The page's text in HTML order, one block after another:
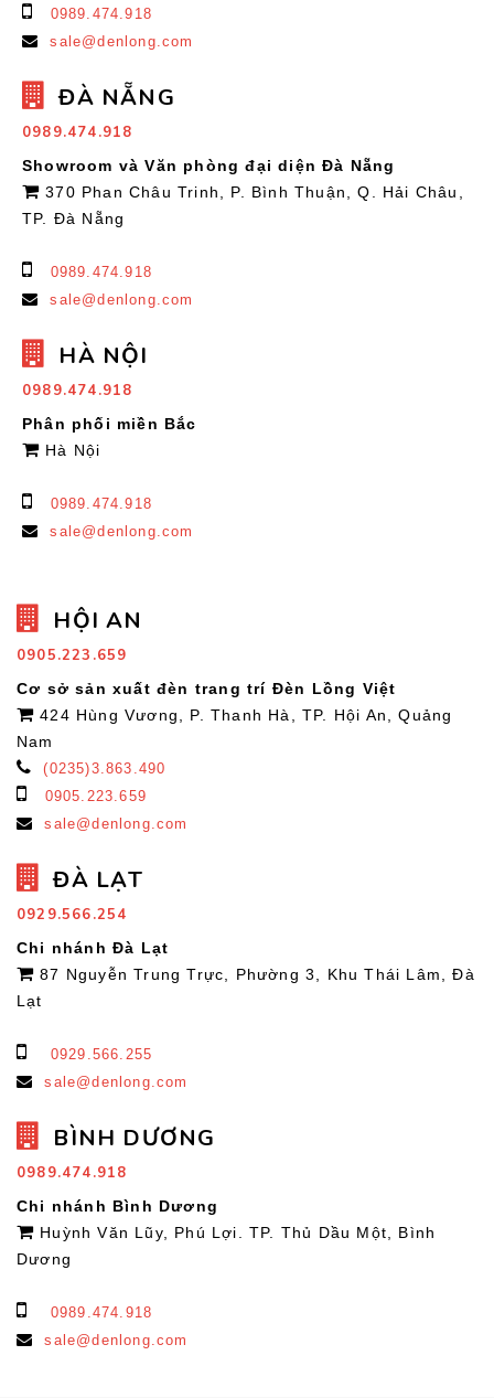
0989.474.918
sale@denlong.com
ĐÀ NẴNG
0989.474.918
Showroom và Văn phòng đại diện Đà Nẵng
370 Phan Châu Trinh, P. Bình Thuận, Q. Hải Châu,
TP. Đà Nẵng
0989.474.918
sale@denlong.com
HÀ NỘI
0989.474.918
Phân phối miền Bắc
Hà Nội
0989.474.918
sale@denlong.com
HỘI AN
0905.223.659
Cơ sở sản xuất đèn trang trí Đèn Lồng Việt
424 Hùng Vương, P. Thanh Hà, TP. Hội An, Quảng
Nam
(0235)3.863.490
0905.223.659
sale@denlong.com
ĐÀ LẠT
0929.566.254
Chi nhánh Đà Lạt
87 Nguyễn Trung Trực, Phường 3, Khu Thái Lâm, Đà
Lạt
0929.566.255
sale@denlong.com
BÌNH DƯƠNG
0989.474.918
Chi nhánh Bình Dương
Huỳnh Văn Lũy, Phú Lợi. TP. Thủ Dầu Một, Bình
Dương
0989.474.918
sale@denlong.com